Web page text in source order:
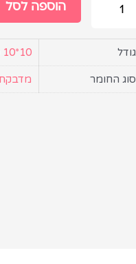
הוספה לסל
גודל 10*10 ס"מ
סוג החומר מדבקת